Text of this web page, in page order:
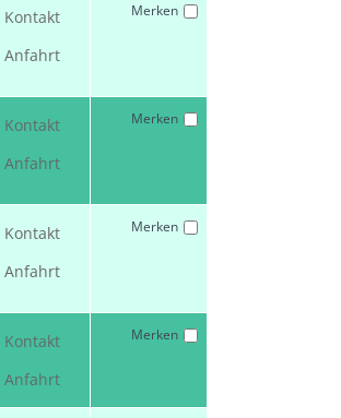
Kontakt
Anfahrt
Merken
Kontakt
Anfahrt
Merken
Kontakt
Anfahrt
Merken
Kontakt
Anfahrt
Merken